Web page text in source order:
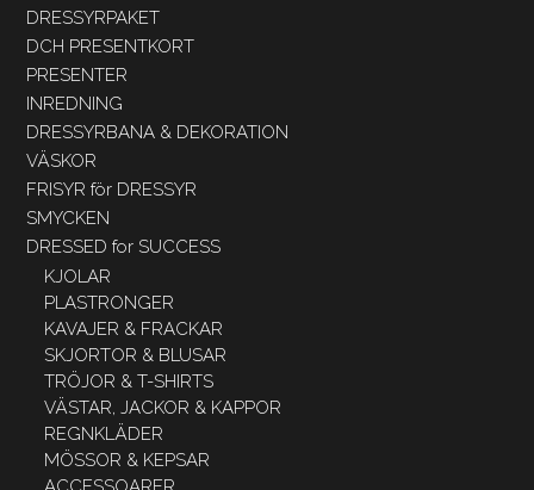
DRESSYRPAKET
DCH PRESENTKORT
PRESENTER
INREDNING
DRESSYRBANA & DEKORATION
VÄSKOR
FRISYR för DRESSYR
SMYCKEN
DRESSED for SUCCESS
KJOLAR
PLASTRONGER
KAVAJER & FRACKAR
SKJORTOR & BLUSAR
TRÖJOR & T-SHIRTS
VÄSTAR, JACKOR & KAPPOR
REGNKLÄDER
MÖSSOR & KEPSAR